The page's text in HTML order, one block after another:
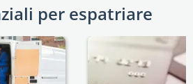
per espatriare